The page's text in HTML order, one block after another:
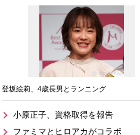
登坂絵莉、4歳長男とランニング
小原正子、資格取得を報告
ファミマとヒロアカがコラボ